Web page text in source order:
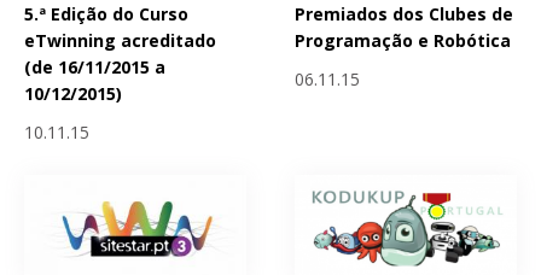
5.ª Edição do Curso
eTwinning acreditado
(de 16/11/2015 a
10/12/2015)
10.11.15
Premiados dos Clubes de
Programação e Robótica
06.11.15